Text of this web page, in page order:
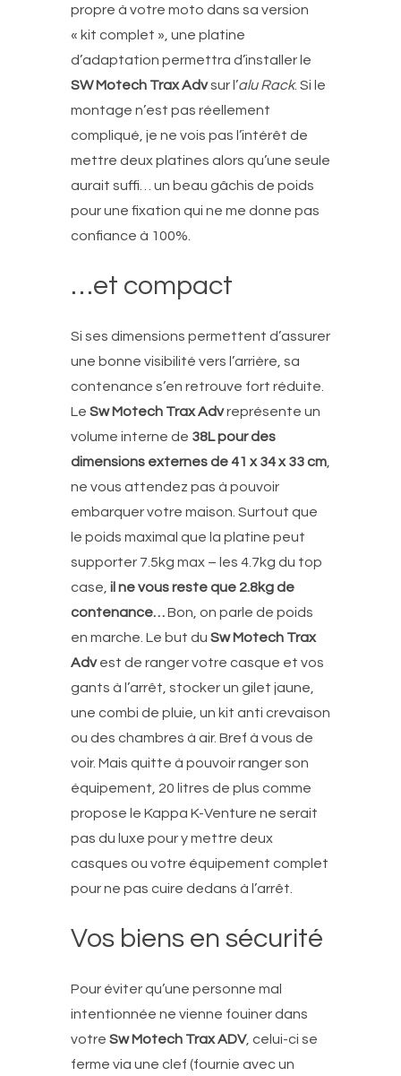
propre à votre moto dans sa version
« kit complet », une platine
d’adaptation permettra d’installer le
SW Motech Trax Advsur l’alu Rack. Si le
montage n’est pas réellement
compliqué, je ne vois pas l’intérêt de
mettre deux platines alors qu’une seule
aurait suffi… un beau gâchis de poids
pour une fixation qui ne me donne pas
confiance à 100%.
…et compact
Si ses dimensions permettent d’assurer
une bonne visibilité vers l’arrière, sa
contenance s’en retrouve fort réduite.
Le Sw Motech Trax Advreprésente un
volume interne de 38L pour des
dimensions externes de 41 x 34 x 33 cm
ne vous attendez pas à pouvoir
embarquer votre maison. Surtout que
le poids maximal que la platine peut
supporter 7.5kg max – les 4.7kg du top
case, il ne vous reste que 2.8kg de
contenance…Bon, on parle de poids
en marche. Le but du Sw Motech Trax
Advest de ranger votre casque et vos
gants à l’arrêt, stocker un gilet jaune,
une combi de pluie, un kit anti crevaison
ou des chambres à air. Bref à vous de
voir. Mais quitte à pouvoir ranger son
équipement, 20 litres de plus comme
propose le Kappa K-Venture ne serait
pas du luxe pour y mettre deux
casques ou votre équipement complet
pour ne pas cuire dedans à l’arrêt.
Vos biens en sécurité
Pour éviter qu’une personne mal
intentionnée ne vienne fouiner dans
votre Sw Motech Trax ADV, celui-ci se
ferme via une clef (fournie avec un